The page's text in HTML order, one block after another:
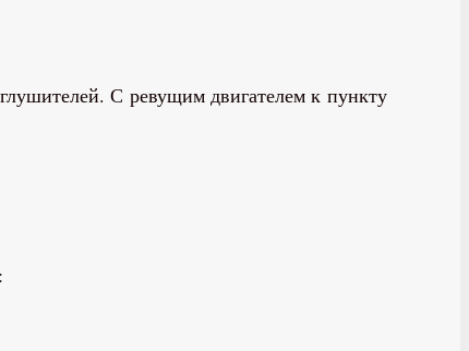
С ревущим двигателем к пункту